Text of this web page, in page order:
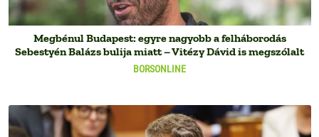
BORSONLINE
Megbénul Budapest: egyre nagyobb a felháborodás
Sebestyén Balázs bulija miatt – Vitézy Dávid is megszólalt